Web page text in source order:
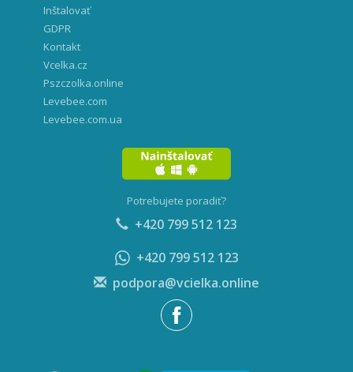
Inštalovať
GDPR
Kontakt
Vcelka.cz
Pszczolka.online
Levebee.com
Levebee.com.ua
Potrebujete poradiť?
+420 799 512 123
+420 799 512 123
podpora@vcielka.online